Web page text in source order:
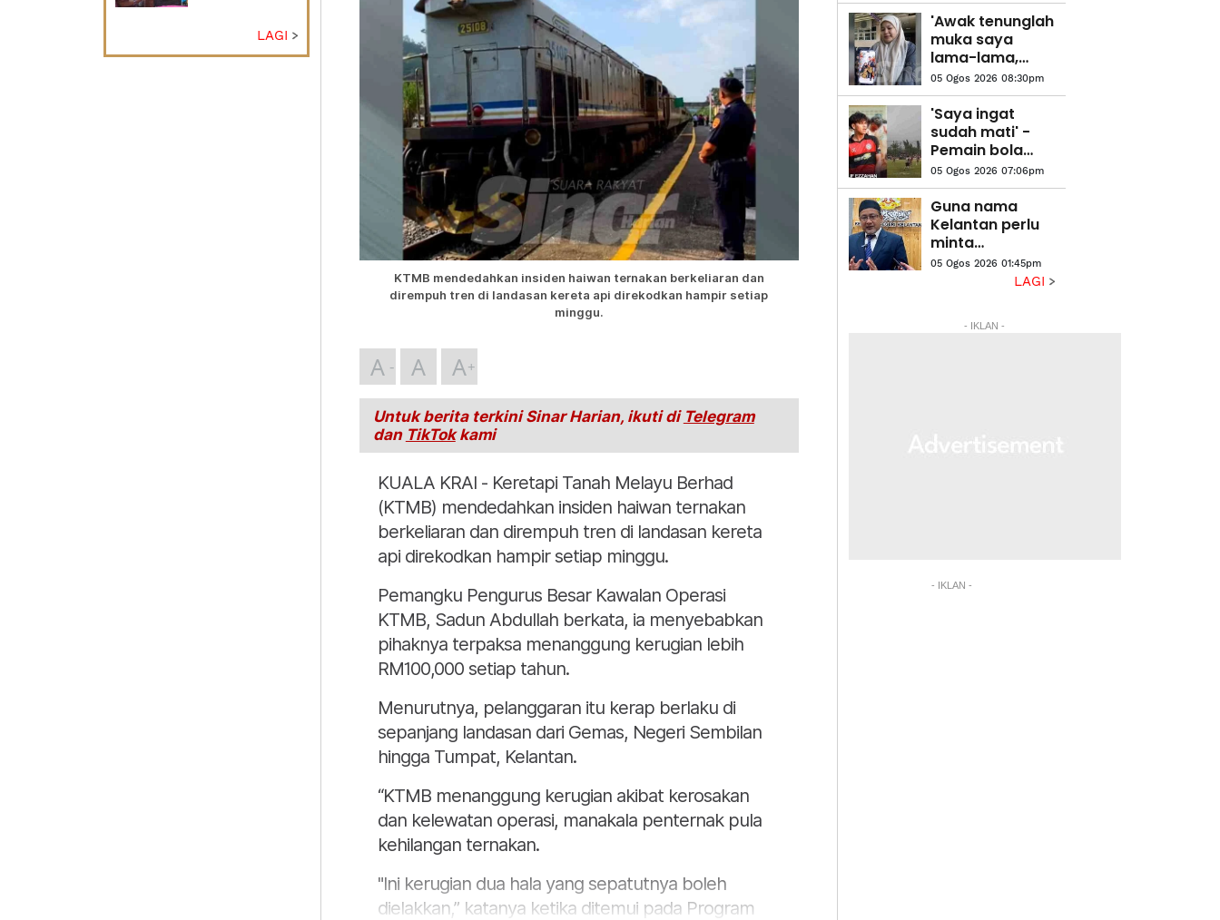
Penganalisis
LAGI
KTMB mendedahkan insiden haiwan ternakan berkeliaran dan
dirempuh tren di landasan kereta api direkodkan hampir setiap
minggu.
A A A
Untuk berita terkini Sinar Harian, ikuti di Telegram
dan TikTokkami
KUALA KRAI - Keretapi Tanah Melayu Berhad
(KTMB) mendedahkan insiden haiwan ternakan
berkeliaran dan dirempuh tren di landasan kereta
api direkodkan hampir setiap minggu.
Pemangku Pengurus Besar Kawalan Operasi
KTMB, Sadun Abdullah berkata, ia menyebabkan
pihaknya terpaksa menanggung kerugian lebih
RM100,000 setiap tahun.
Menurutnya, pelanggaran itu kerap berlaku di
sepanjang landasan dari Gemas, Negeri Sembilan
hingga Tumpat, Kelantan.
“KTMB menanggung kerugian akibat kerosakan
dan kelewatan operasi, manakala penternak pula
kehilangan ternakan.
"Ini kerugian dua hala yang sepatutnya boleh
dielakkan,” katanya ketika ditemui pada Program
'Awak tenunglah
muka saya
lama-lama,
nanti saya dah
tiada sudah
tidak boleh
tengok'
05 Ogos 2026 08:30pm
'Saya ingat
sudah mati' -
Pemain bola
sepak kongsi
detik cemas
dipanah petir
05 Ogos 2026 07:06pm
Guna nama
Kelantan perlu
minta
kebenaran
kerajaan negeri
05 Ogos 2026 01:45pm
LAGI
- IKLAN -
- IKLAN -